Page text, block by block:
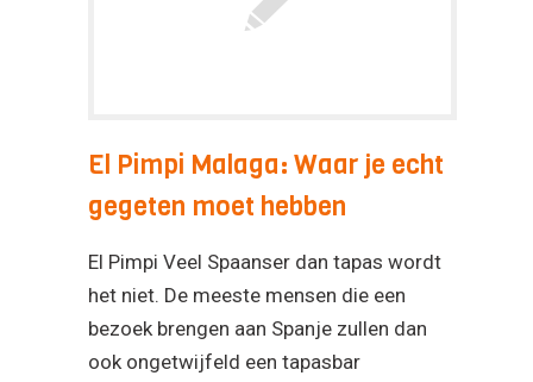
El Pimpi Malaga: Waar je echt
gegeten moet hebben
El Pimpi Veel Spaanser dan tapas wordt
het niet. De meeste mensen die een
bezoek brengen aan Spanje zullen dan
ook ongetwijfeld een tapasbar